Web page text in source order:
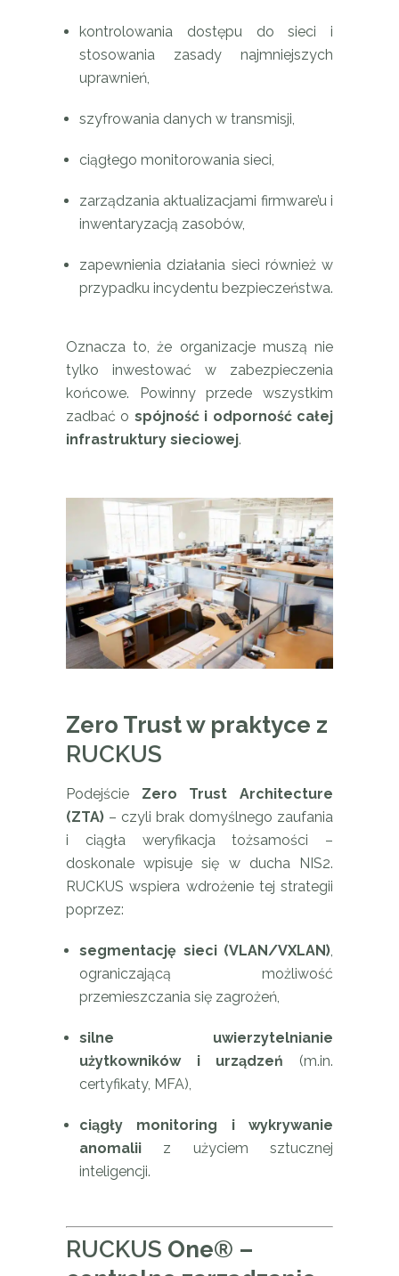
kontrolowania dostępu do sieci i
stosowania zasady najmniejszych
uprawnień,
szyfrowania danych w transmisji,
ciągłego monitorowania sieci,
zarządzania aktualizacjami firmware’u i
inwentaryzacją zasobów,
zapewnienia działania sieci również w
przypadku incydentu bezpieczeństwa.
Oznacza to, że organizacje muszą nie
tylko inwestować w zabezpieczenia
końcowe. Powinny przede wszystkim
zadbać o spójność i odporność całej
infrastruktury sieciowej.
Zero Trust w praktyce z
RUCKUS
Podejście Zero Trust Architecture
(ZTA) – czyli brak domyślnego zaufania
i ciągła weryfikacja tożsamości –
doskonale wpisuje się w ducha NIS2.
RUCKUS wspiera wdrożenie tej strategii
poprzez:
segmentację sieci (VLAN/VXLAN),
ograniczającą możliwość
przemieszczania się zagrożeń,
silne uwierzytelnianie
użytkowników i urządzeń (m.in.
certyfikaty, MFA),
ciągły monitoring i wykrywanie
anomalii z użyciem sztucznej
inteligencji.
RUCKUS One® –